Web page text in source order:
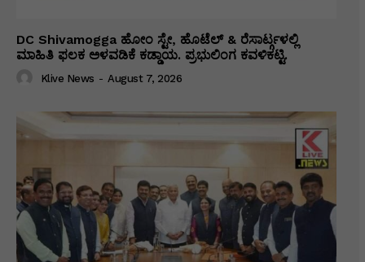
DC Shivamogga ಹೋಂ ಸ್ಟೇ, ಹೊಟೆಲ್ & ರೆಸಾರ್ಟ್ಗಳಲ್ಲಿ
ಮಾಹಿತಿ ಫಲಕ ಅಳವಡಿಕೆ ಕಡ್ಡಾಯ. ಪ್ರಭುಲಿಂಗ ಕವಳಿಕಟ್ಟಿ.
Klive News - August 7, 2026